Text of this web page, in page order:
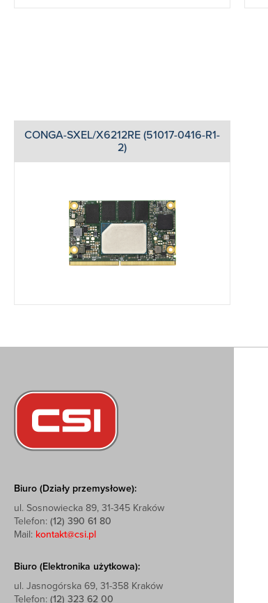
CONGA-SXEL/X6212RE (51017-0416-R1-
2)
Biuro (Działy przemysłowe):
ul. Sosnowiecka 89, 31-345 Kraków
Telefon: (12) 390 61 80
Mail: kontakt@csi.pl
Biuro (Elektronika użytkowa):
ul. Jasnogórska 69, 31-358 Kraków
Telefon: (12) 323 62 00